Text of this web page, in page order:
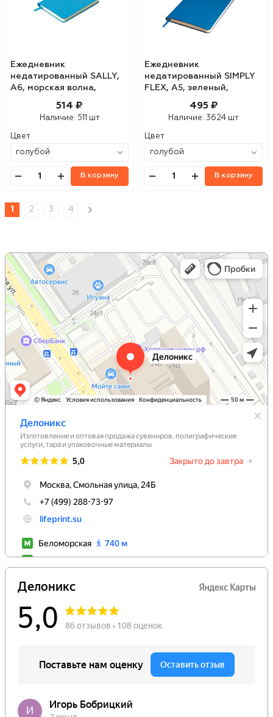
Ежедневник
недатированный SALLY,
A6, морская волна,
514 ₽
Наличие: 511 шт
Цвет
В корзину
Ежедневник
недатированный SIMPLY
FLEX, А5, зеленый,
495 ₽
Наличие: 3624 шт
Цвет
В корзину
1 2 3 4